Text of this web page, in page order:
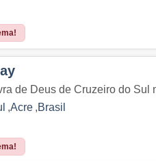
,Acre ,Brasil